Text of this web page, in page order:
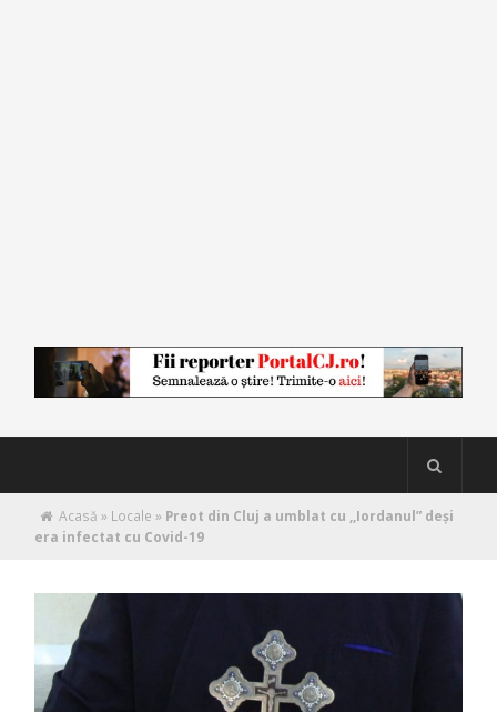
Acasă » Locale » Preot din Cluj a umblat cu ,,Iordanul” deși
era infectat cu Covid-19